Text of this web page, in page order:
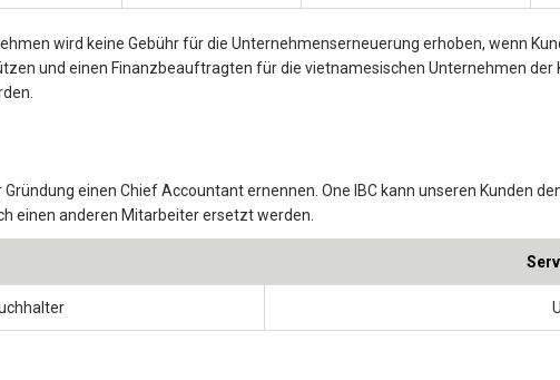
wird keine Gebühr für die Unternehmenserneuerung erhoben, wenn
und einen Finanzbeauftragten für die vietnamesischen Unternehmen
einen Chief Accountant ernennen. One IBC kann unseren Kunden
einen anderen Mitarbeiter ersetzt werden.